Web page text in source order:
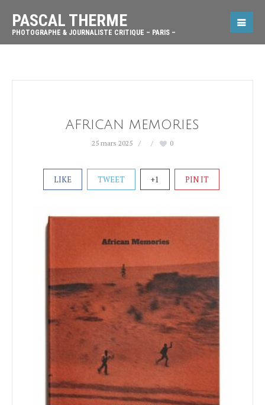
PASCAL THERME
PHOTOGRAPHE & JOURNALISTE CRITIQUE – PARIS –
AFRICAN MEMORIES
25 mars 2025 0
LIKE TWEET +1 PIN IT